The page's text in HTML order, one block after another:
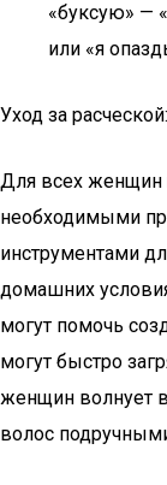
«буксую» —
или «я
Уход за
Для всех женщин
необходимыми
инструментами
домашних
могут помочь
могут быстро
женщин волнует
волос